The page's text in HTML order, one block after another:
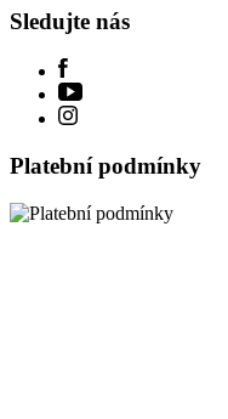
Sledujte nás
Platební podmínky